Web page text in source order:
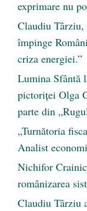
exprimare nu
Claudiu Târziu,
împinge
criza energiei.”
Lumina Sfântă
pictoriței Olga
parte din
„Turnătoria
Analist
Nichifor
românizarea
Claudiu Târziu